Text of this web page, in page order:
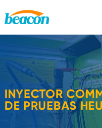
INYECTOR
DE PRUEBAS